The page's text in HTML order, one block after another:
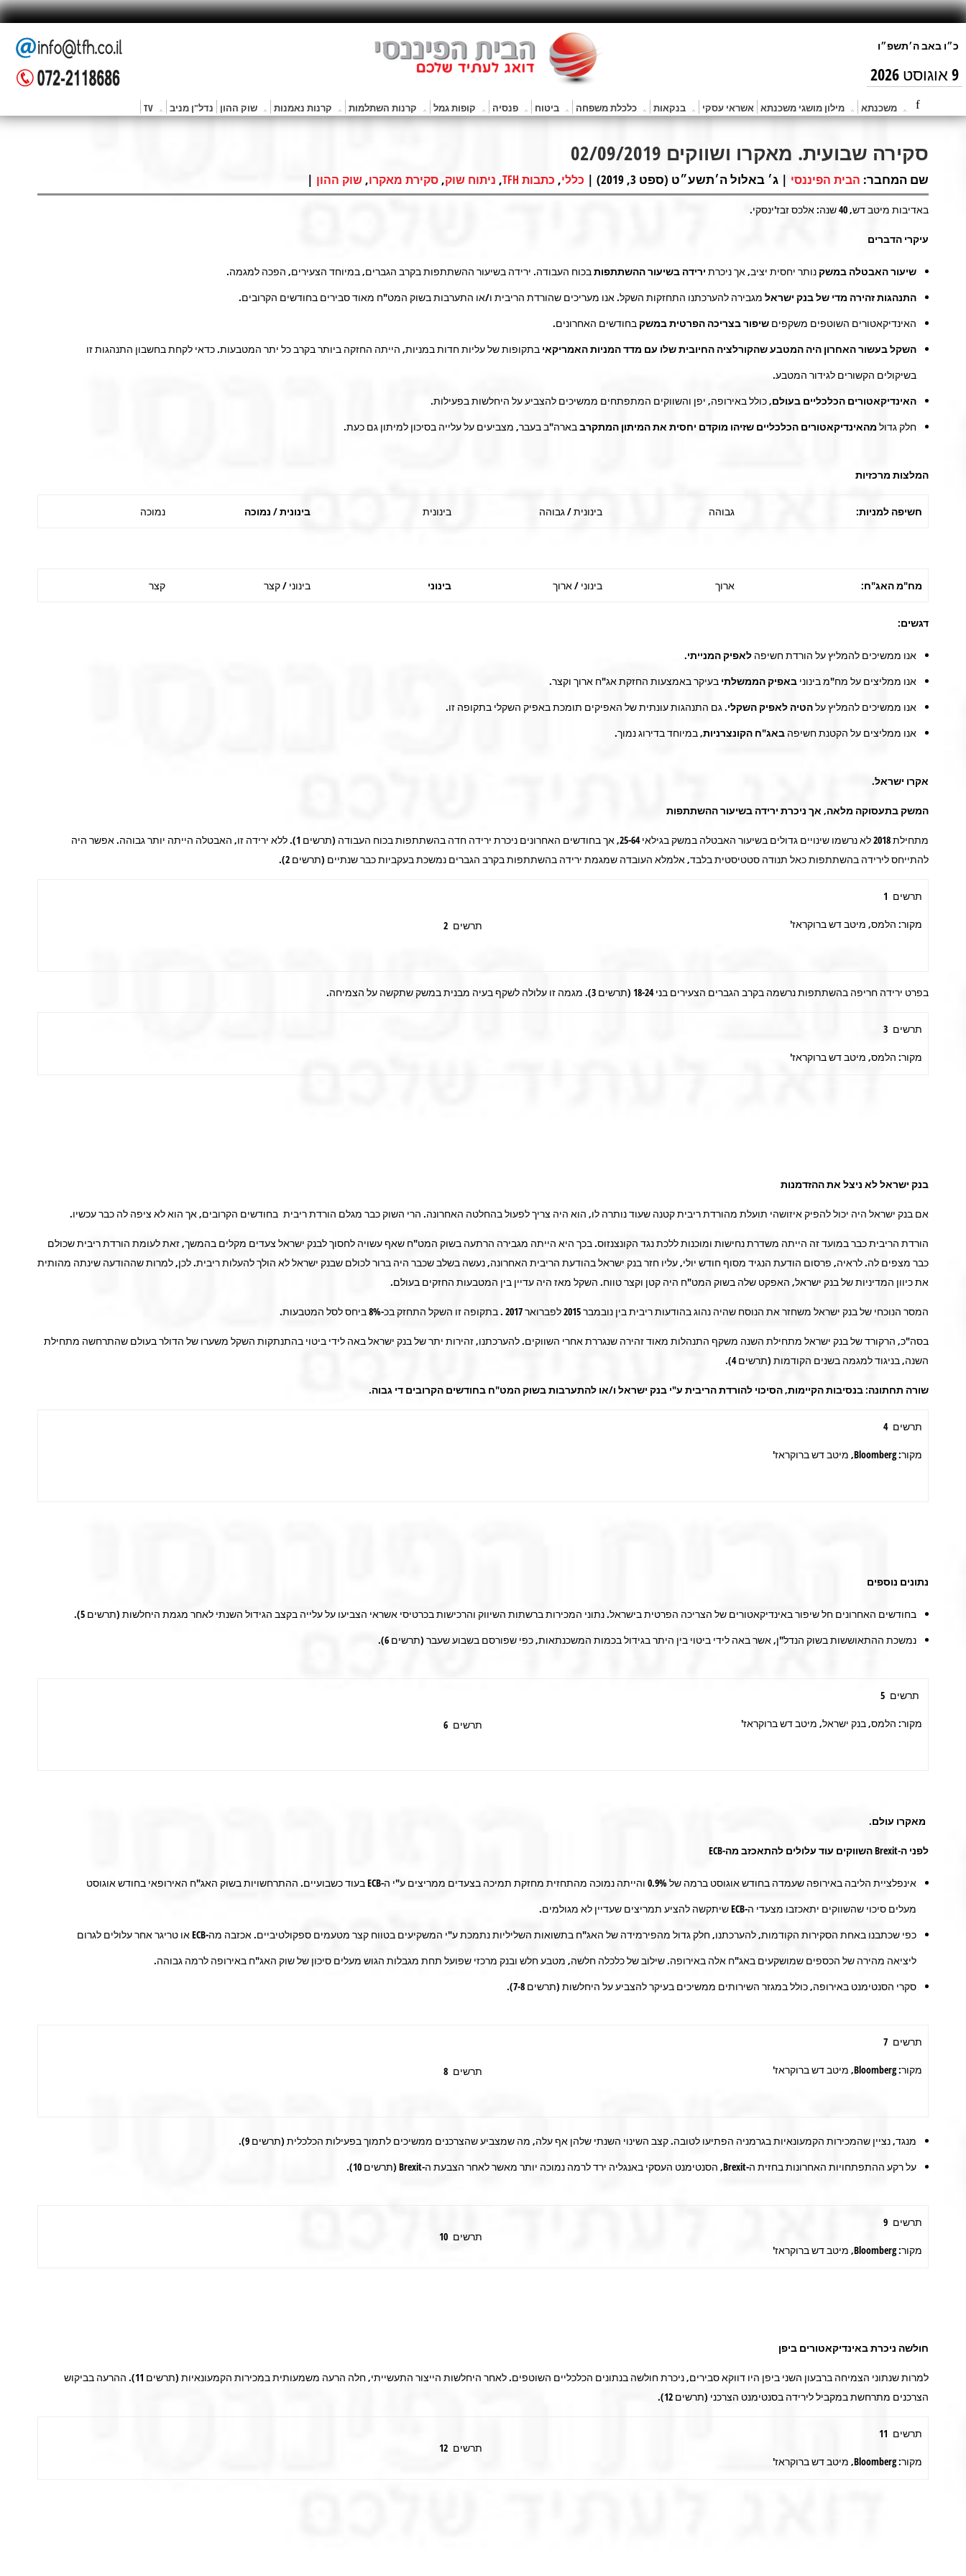
9 אוגוסט 2026
משכנתא מילון מושגי משכנתא אשראי עסקי בנקאות כלכלת משפחה ביטוח פנסיה קופות גמל קרנות השתלמות קרנות נאמנות שוק ההון נדל"ן מניב TV
סקירה שבועית. מאקרו ושווקים 02/09/2019
שם המחבר: הבית הפיננסי | ג׳ באלול ה׳תשע״ט (ספט 3, 2019) | כללי, כתבות TFH , ניתוח שוק, סקירת מאקרו, שוק ההון |
באדיבות מיטב דש, 40 שנה: אלכס זבז'ינסקי.
עיקרי הדברים
שיעור האבטלה במשקנותר יחסית יציב, אך ניכרת ירידה בשיעור ההשתתפותבכוח העבודה. ירידה בשיעור ההשתתפות בקרב הגברים, במיוחד הצעירים, הפכה למגמה.
התנהגות זהירה מדי של בנק ישראל מגבירה להערכתנו התחזקות השקל. אנו מעריכים שהורדת הריבית ו/או התערבות בשוק המט"ח מאוד סבירים בחודשים הקרובים.
האינדיקאטורים השוטפים משקפים שיפור בצריכה הפרטית במשקבחודשים האחרונים.
השקל בעשור האחרון היה המטבע שהקורלציה החיובית שלו עם מדד המניות האמריקאי בתקופות של עליות חדות במניות, הייתה החזקה ביותר בקרב כל יתר המטבעות. כדאי לקחת בחשבון התנהגות זו
בשיקולים הקשורים לגידור המטבע.
האינדיקאטורים הכלכליים בעולם, כולל באירופה, יפן והשווקים המתפתחים ממשיכים להצביע על היחלשות בפעילות.
חלק גדול מהאינדיקאטורים הכלכליים שזיהו מוקדם יחסית את המיתון המתקרבבארה"ב בעבר, מצביעים על עלייה בסיכון למיתון גם כעת.
המלצות מרכזיות
חשיפה למניות: גבוהה בינונית / גבוהה בינונית בינונית / נמוכה נמוכה
מח"מ האג"ח: ארוך בינוני / ארוך בינוני בינוני / קצר קצר
דגשים:
אנו ממשיכים להמליץ על הורדת חשיפה לאפיק המנייתי.
אנו ממליצים על מח"מ בינוני באפיק הממשלתי בעיקר באמצעות החזקת אג"ח ארוך וקצר.
אנו ממשיכים להמליץ עלהטיה לאפיק השקלי. גם התנהגות עונתית של האפיקים תומכת באפיק השקלי בתקופה זו.
אנו ממליצים על הקטנת חשיפה באג"ח הקונצרניות, במיוחד בדירוג נמוך.
אקרו ישראל.
המשק בתעסוקה מלאה, אך ניכרת ירידה בשיעור ההשתתפות
מתחילת 2018 לא נרשמו שינויים גדולים בשיעור האבטלה במשק בגילאי 25-64, אך בחודשים האחרונים ניכרת ירידה חדה בהשתתפות בכוח העבודה (תרשים 1). ללא ירידה זו, האבטלה הייתה יותר גבוהה. אפשר היה
להתייחס לירידה בהשתתפות כאל תנודה סטטיסטית בלבד, אלמלא העובדה שמגמת ירידה בהשתתפות בקרב הגברים נמשכת בעקביות כבר שנתיים (תרשים 2).
תרשים 1
מקור: הלמס, מיטב דש ברוקראז' תרשים 2
בפרט ירידה חריפה בהשתתפות נרשמה בקרב הגברים הצעירים בני 18-24 (תרשים 3). מגמה זו עלולה לשקף בעיה מבנית במשק שתקשה על הצמיחה.
תרשים 3
מקור: הלמס, מיטב דש ברוקראז'
בנק ישראל לא ניצל את ההזדמנות
אם בנק ישראל היה יכול להפיק איזושהי תועלת מהורדת ריבית קטנה שעוד נותרה לו, הוא היה צריך לפעול בהחלטה האחרונה. הרי השוק כבר מגלם הורדת ריבית בחודשים הקרובים, אך הוא לא ציפה לה כבר עכשיו.
הורדת הריבית כבר במועד זה הייתה משדרת נחישות ומוכנות ללכת נגד הקונצנזוס. בכך היא הייתה מגבירה הרתעה בשוק המט"ח שאף עשויה לחסוך לבנק ישראל צעדים מקלים בהמשך, זאת לעומת הורדת ריבית שכולם
כבר מצפים לה. לראיה, פרסום הודעת הנגיד מסוף חודש יולי, עליו חזר בנק ישראל בהודעת הריבית האחרונה, נעשה בשלב שכבר היה ברור לכולם שבנק ישראל לא הולך להעלות ריבית. לכן, למרות שההודעה שינתה מהותית
את כיוון המדיניות של בנק ישראל, האפקט שלה בשוק המט"ח היה קטן וקצר טווח. השקל מאז היה עדיין בין המטבעות החזקים בעולם.
המסר הנוכחי של בנק ישראל משחזר את הנוסח שהיה נהוג בהודעות ריבית בין נובמבר 2015 לפברואר 2017 . בתקופה זו השקל התחזק בכ-8% ביחס לסל המטבעות.
בסה"כ, הרקורד של בנק ישראל מתחילת השנה משקף התנהלות מאוד זהירה שנגררת אחרי השווקים. להערכתנו, זהירות יתר של בנק ישראל באה לידי ביטוי בהתנתקות השקל משערו של הדולר בעולם שהתרחשה מתחילת
השנה, בניגוד למגמה בשנים הקודמות (תרשים 4).
שורה תחתונה: בנסיבות הקיימות, הסיכוי להורדת הריבית ע"י בנק ישראל ו/או להתערבות בשוק המט"ח בחודשים הקרובים די גבוה.
תרשים 4
מקור: Bloomberg, מיטב דש ברוקראז'
נתונים נוספים
בחודשים האחרונים חל שיפור באינדיקאטורים של הצריכה הפרטית בישראל. נתוני המכירות ברשתות השיווק והרכישות בכרטיסי אשראי הצביעו על עלייה בקצב הגידול השנתי לאחר מגמת היחלשות (תרשים 5).
נמשכת ההתאוששות בשוק הנדל"ן, אשר באה לידי ביטוי בין היתר בגידול בכמות המשכנתאות, כפי שפורסם בשבוע שעבר (תרשים 6).
תרשים 5
מקור: הלמס, בנק ישראל, מיטב דש ברוקראז' תרשים 6
מאקרו עולם.
לפני ה-Brexitהשווקים עוד עלולים להתאכזב מה-ECB
אינפלציית הליבה באירופה שעמדה בחודש אוגוסט ברמה של 0.9% והייתה נמוכה מהתחזית מחזקת תמיכה בצעדים ממריצים ע"י ה-ECB בעוד כשבועיים. ההתרחשויות בשוק האג"ח האירופאי בחודש אוגוסט
מעלים סיכוי שהשווקים יתאכזבו מצעדי ה-ECB שיתקשה להציע תמריצים שעדיין לא מגולמים.
כפי שכתבנו באחת הסקירות הקודמות, להערכתנו, חלק גדול מהפירמידה של האג"ח בתשואות השליליות נתמכת ע"י המשקיעים בטווח קצר מטעמים ספקולטיביים. אכזבה מה-ECB או טריגר אחר עלולים לגרום
ליציאה מהירה של הכספים שמושקעים באג"ח אלה באירופה. שילוב של כלכלה חלשה, מטבע חלש ובנק מרכזי שפועל תחת מגבלות הגוש מעלים סיכון של שוק האג"ח באירופה לרמה גבוהה.
סקרי הסנטימנט באירופה, כולל במגזר השירותים ממשיכים בעיקר להצביע על היחלשות (תרשים 7-8).
תרשים 7
מקור: Bloomberg, מיטב דש ברוקראז' תרשים 8
מנגד, נציין שהמכירות הקמעונאיות בגרמניה הפתיעו לטובה. קצב השינוי השנתי שלהן אף עלה, מה שמצביע שהצרכנים ממשיכים לתמוך בפעילות הכלכלית (תרשים 9).
על רקע ההתפתחויות האחרונות בחזית ה-Brexit, הסנטימנט העסקי באנגליה ירד לרמה נמוכה יותר מאשר לאחר הצבעת ה-Brexit (תרשים 10).
תרשים 9
מקור: Bloomberg, מיטב דש ברוקראז'
תרשים 10
חולשה ניכרת באינדיקאטורים ביפן
למרות שנתוני הצמיחה ברבעון השני ביפן היו דווקא סבירים, ניכרת חולשה בנתונים הכלכליים השוטפים. לאחר היחלשות הייצור התעשייתי, חלה הרעה משמעותית במכירות הקמעונאיות (תרשים 11). ההרעה בביקוש
הצרכנים מתרחשת במקביל לירידה בסנטימנט הצרכני (תרשים 12).
תרשים 11
מקור: Bloomberg, מיטב דש ברוקראז'
תרשים 12